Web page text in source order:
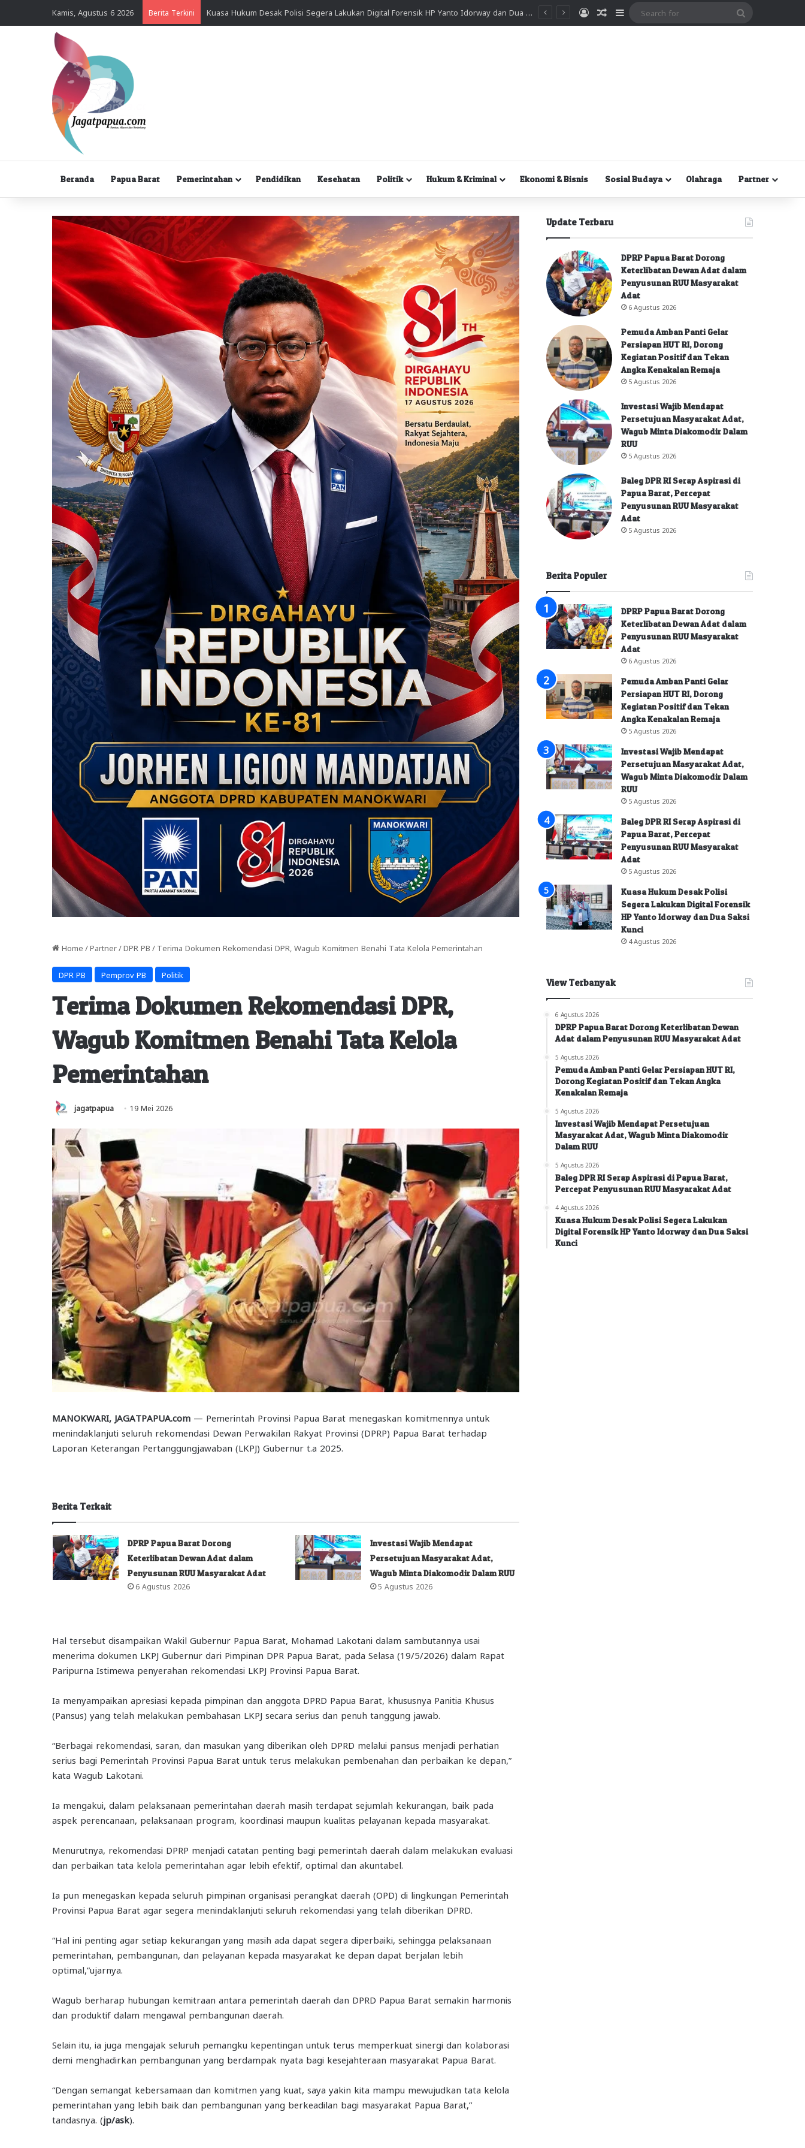
Kamis, Agustus 6 2026 Berita Terkini MasukRandom Article
Sidebar
Beranda Papua Barat Pemerintahan Pendidikan Kesehatan Politik Hukum & Kriminal Ekonomi & Bisnis Sosial Budaya Olahraga Partner
Home / Partner / DPR PB / Terima Dokumen Rekomendasi DPR, Wagub Komitmen Benahi Tata Kelola Pemerintahan
DPR PB Pemprov PB Politik
Terima Dokumen Rekomendasi DPR,
Wagub Komitmen Benahi Tata Kelola
Pemerintahan
jagatpapua 19 Mei 2026
MANOKWARI, JAGATPAPUA.com — Pemerintah Provinsi Papua Barat menegaskan komitmennya untuk
menindaklanjuti seluruh rekomendasi Dewan Perwakilan Rakyat Provinsi (DPRP) Papua Barat terhadap
Laporan Keterangan Pertanggungjawaban (LKPJ) Gubernur t.a 2025.
Berita Terkait
DPRP Papua Barat Dorong
Keterlibatan Dewan Adat dalam
Penyusunan RUU Masyarakat Adat
6 Agustus 2026
Investasi Wajib Mendapat
Persetujuan Masyarakat Adat,
Wagub Minta Diakomodir Dalam RUU
5 Agustus 2026
Hal tersebut disampaikan Wakil Gubernur Papua Barat, Mohamad Lakotani dalam sambutannya usai
menerima dokumen LKPJ Gubernur dari Pimpinan DPR Papua Barat, pada Selasa (19/5/2026) dalam Rapat
Paripurna Istimewa penyerahan rekomendasi LKPJ Provinsi Papua Barat.
Ia menyampaikan apresiasi kepada pimpinan dan anggota DPRD Papua Barat, khususnya Panitia Khusus
(Pansus) yang telah melakukan pembahasan LKPJ secara serius dan penuh tanggung jawab.
“Berbagai rekomendasi, saran, dan masukan yang diberikan oleh DPRD melalui pansus menjadi perhatian
serius bagi Pemerintah Provinsi Papua Barat untuk terus melakukan pembenahan dan perbaikan ke depan,”
kata Wagub Lakotani.
Ia mengakui, dalam pelaksanaan pemerintahan daerah masih terdapat sejumlah kekurangan, baik pada
aspek perencanaan, pelaksanaan program, koordinasi maupun kualitas pelayanan kepada masyarakat.
Menurutnya, rekomendasi DPRP menjadi catatan penting bagi pemerintah daerah dalam melakukan evaluasi
dan perbaikan tata kelola pemerintahan agar lebih efektif, optimal dan akuntabel.
Ia pun menegaskan kepada seluruh pimpinan organisasi perangkat daerah (OPD) di lingkungan Pemerintah
Provinsi Papua Barat agar segera menindaklanjuti seluruh rekomendasi yang telah diberikan DPRD.
“Hal ini penting agar setiap kekurangan yang masih ada dapat segera diperbaiki, sehingga pelaksanaan
pemerintahan, pembangunan, dan pelayanan kepada masyarakat ke depan dapat berjalan lebih
optimal,”ujarnya.
Wagub berharap hubungan kemitraan antara pemerintah daerah dan DPRD Papua Barat semakin harmonis
dan produktif dalam mengawal pembangunan daerah.
Selain itu, ia juga mengajak seluruh pemangku kepentingan untuk terus memperkuat sinergi dan kolaborasi
demi menghadirkan pembangunan yang berdampak nyata bagi kesejahteraan masyarakat Papua Barat.
“Dengan semangat kebersamaan dan komitmen yang kuat, saya yakin kita mampu mewujudkan tata kelola
pemerintahan yang lebih baik dan pembangunan yang berkeadilan bagi masyarakat Papua Barat,”
tandasnya. (jp/ask).
Update Terbaru
DPRP Papua Barat Dorong
Keterlibatan Dewan Adat dalam
Penyusunan RUU Masyarakat
Adat
6 Agustus 2026
Pemuda Amban Panti Gelar
Persiapan HUT RI, Dorong
Kegiatan Positif dan Tekan
Angka Kenakalan Remaja
5 Agustus 2026
Investasi Wajib Mendapat
Persetujuan Masyarakat Adat,
Wagub Minta Diakomodir Dalam
RUU
5 Agustus 2026
Baleg DPR RI Serap Aspirasi di
Papua Barat, Percepat
Penyusunan RUU Masyarakat
Adat
5 Agustus 2026
Berita Populer
DPRP Papua Barat Dorong
Keterlibatan Dewan Adat dalam
Penyusunan RUU Masyarakat
Adat
6 Agustus 2026
Pemuda Amban Panti Gelar
Persiapan HUT RI, Dorong
Kegiatan Positif dan Tekan
Angka Kenakalan Remaja
5 Agustus 2026
Investasi Wajib Mendapat
Persetujuan Masyarakat Adat,
Wagub Minta Diakomodir Dalam
RUU
5 Agustus 2026
Baleg DPR RI Serap Aspirasi di
Papua Barat, Percepat
Penyusunan RUU Masyarakat
Adat
5 Agustus 2026
Kuasa Hukum Desak Polisi
Segera Lakukan Digital Forensik
HP Yanto Idorway dan Dua Saksi
Kunci
4 Agustus 2026
View Terbanyak
6 Agustus 2026
DPRP Papua Barat Dorong Keterlibatan Dewan
Adat dalam Penyusunan RUU Masyarakat Adat
5 Agustus 2026
Pemuda Amban Panti Gelar Persiapan HUT RI,
Dorong Kegiatan Positif dan Tekan Angka
Kenakalan Remaja
5 Agustus 2026
Investasi Wajib Mendapat Persetujuan
Masyarakat Adat, Wagub Minta Diakomodir
Dalam RUU
5 Agustus 2026
Baleg DPR RI Serap Aspirasi di Papua Barat,
Percepat Penyusunan RUU Masyarakat Adat
4 Agustus 2026
Kuasa Hukum Desak Polisi Segera Lakukan
Digital Forensik HP Yanto Idorway dan Dua Saksi
Kunci